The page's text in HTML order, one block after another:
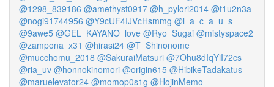
@1298_839186 @amethyst0917 @h_pylori2014 @t1u2n3a
@nogi91744956 @Y9cUF4IJVcHsmmg @l_a_c_a_u_s
@9awe5 @GEL_KAYANO_love @Ryo_Sugai @mistyspace2
@zampona_x31 @hirasi24 @T_Shinonome_
@mucchomu_2018 @SakuraiMatsuri @7Ohu8dIqYiI72cs
@ria_uv @honnokinomori @origin615 @HibikeTadakatus
@maruelevator24 @momop0s1g @HojinMemo